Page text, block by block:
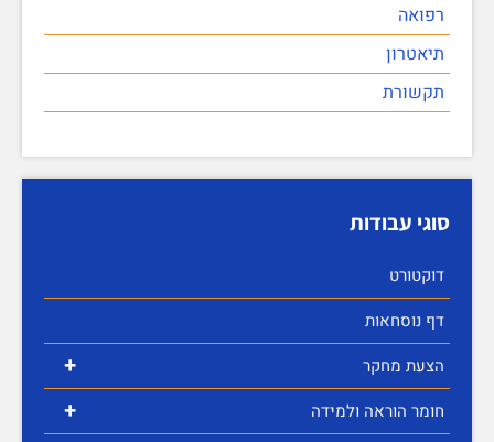
רפואה
תיאטרון
תקשורת
סוגי עבודות
דוקטורט
דף נוסחאות
+ הצעת מחקר
+
חומר הוראה ולמידה